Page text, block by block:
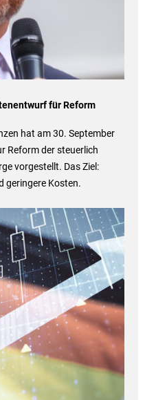
für Reform
hat am 30. September
Reform der steuerlich
vorgestellt. Das Ziel:
geringere Kosten.